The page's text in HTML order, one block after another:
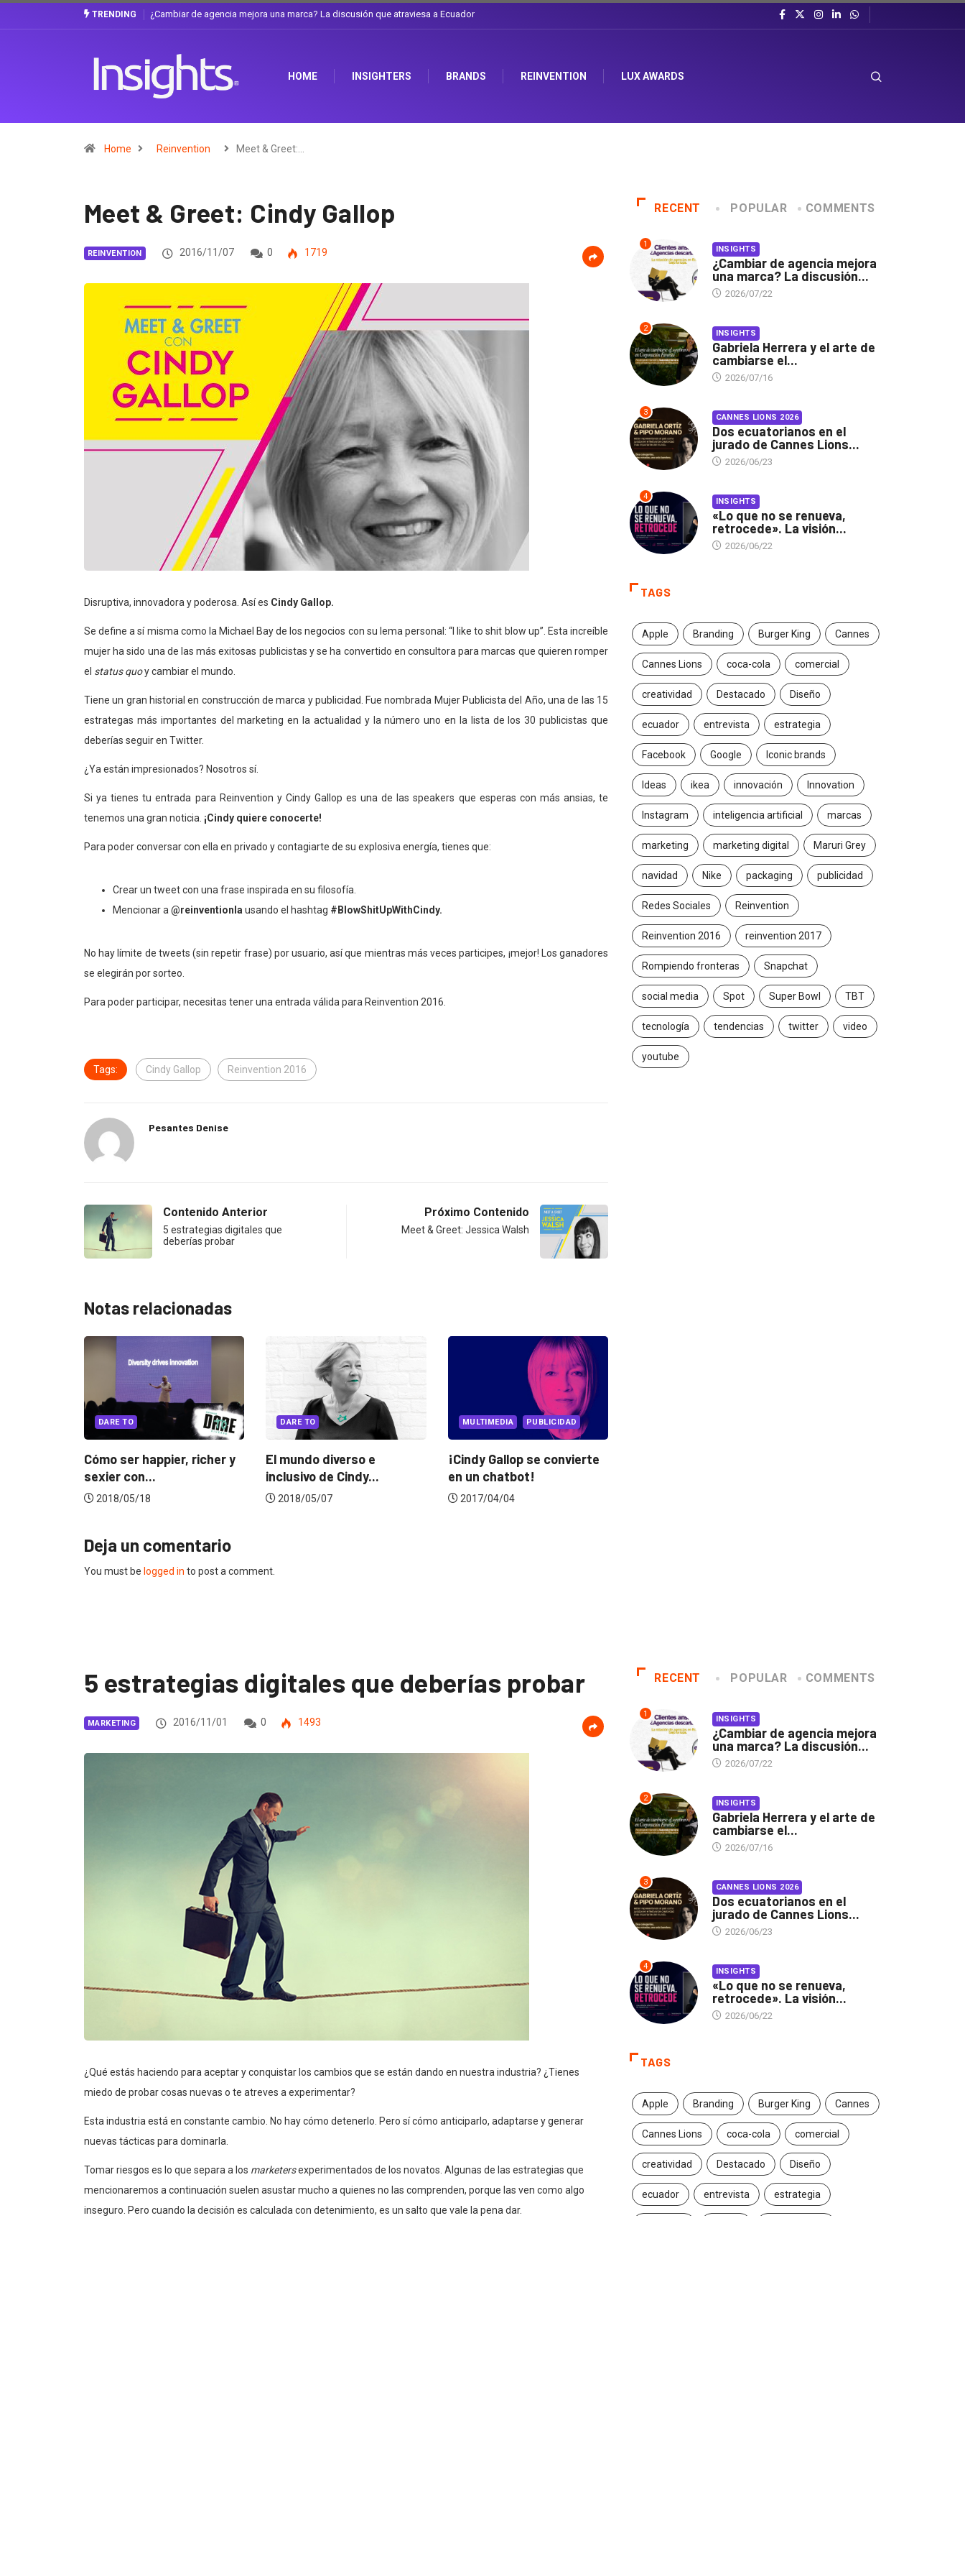
TRENDING
La discusión que atraviesa a EcuadorGabriela Herrera y el arte de cambiarse el sombrero en Corporación Favorita
HOME INSIGHTERS BRANDS REINVENTION LUX AWARDS
Home Reinvention Meet & Greet:…
Meet & Greet: Cindy Gallop
REINVENTION 2016/11/07 0 1719
Disruptiva, innovadora y poderosa. Así es Cindy Gallop.
Se define a sí misma como la Michael Bay de los negocios con su lema personal: “I like to shit blow up”. Esta increíble
mujer ha sido una de las más exitosas publicistas y se ha convertido en consultora para marcas que quieren romper
el status quoy cambiar el mundo.
Tiene un gran historial en construcción de marca y publicidad. Fue nombrada Mujer Publicista del Año, una de las 15
estrategas más importantes del marketing en la actualidad y la número uno en la lista de los 30 publicistas que
deberías seguir en Twitter.
¿Ya están impresionados? Nosotros sí.
Si ya tienes tu entrada para Reinvention y Cindy Gallop es una de las speakers que esperas con más ansias, te
tenemos una gran noticia. ¡Cindy quiere conocerte!
Para poder conversar con ella en privado y contagiarte de su explosiva energía, tienes que:
Crear un tweet con una frase inspirada en su filosofía.
Mencionar a@reinventionlausando el hashtag #BlowShitUpWithCindy.
No hay límite de tweets (sin repetir frase) por usuario, así que mientras más veces participes, ¡mejor! Los ganadores
se elegirán por sorteo.
Para poder participar, necesitas tener una entrada válida para Reinvention 2016.
Tags: Cindy Gallop Reinvention 2016
Pesantes Denise
Contenido Anterior
5 estrategias digitales que
deberías probar
Próximo Contenido
Meet & Greet: Jessica Walsh
Notas relacionadas
ser happier, richer y
DARE TO
El mundo diverso e
inclusivo de Cindy...
MULTIMEDIA PUBLICIDAD
¡Cindy Gallop se convierte
en un chatbot!
DARE TO
Cómo ser happier, richer y
sexier con...
Deja un comentario
You must be logged in to post a comment.
RECENT POPULAR COMMENTS
1 INSIGHTS
¿Cambiar de agencia mejora
una marca? La discusión...
2026/07/22
2 INSIGHTS
Gabriela Herrera y el arte de
cambiarse el...
2026/07/16
3 CANNES LIONS 2026
Dos ecuatorianos en el
jurado de Cannes Lions...
2026/06/23
4 INSIGHTS
«Lo que no se renueva,
retrocede». La visión...
2026/06/22
TAGS
Apple Branding Burger King Cannes
Cannes Lions coca-cola comercial
creatividad Destacado Diseño
ecuador entrevista estrategia
Facebook Google Iconic brands
Ideas ikea innovación Innovation
Instagram inteligencia artificial marcas
marketing marketing digital Maruri Grey
navidad Nike packaging publicidad
Redes Sociales Reinvention
Reinvention 2016 reinvention 2017
Rompiendo fronteras Snapchat
social media Spot Super Bowl TBT
tecnología tendencias twitter video
youtube
5 estrategias digitales que deberías probar
MARKETING 2016/11/01 0 1493
¿Qué estás haciendo para aceptar y conquistar los cambios que se están dando en nuestra industria? ¿Tienes
miedo de probar cosas nuevas o te atreves a experimentar?
Esta industria está en constante cambio. No hay cómo detenerlo. Pero sí cómo anticiparlo, adaptarse y generar
nuevas tácticas para dominarla.
Tomar riesgos es lo que separa a los marketersexperimentados de los novatos. Algunas de las estrategias que
mencionaremos a continuación suelen asustar mucho a quienes no las comprenden, porque las ven como algo
inseguro. Pero cuando la decisión es calculada con detenimiento, es un salto que vale la pena dar.
RECENT POPULAR COMMENTS
1 INSIGHTS
¿Cambiar de agencia mejora
una marca? La discusión...
2026/07/22
2 INSIGHTS
Gabriela Herrera y el arte de
cambiarse el...
2026/07/16
3 CANNES LIONS 2026
Dos ecuatorianos en el
jurado de Cannes Lions...
2026/06/23
4 INSIGHTS
«Lo que no se renueva,
retrocede». La visión...
2026/06/22
TAGS
Apple Branding Burger King Cannes
Cannes Lions coca-cola comercial
creatividad Destacado Diseño
ecuador entrevista estrategia